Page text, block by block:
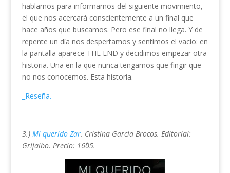
hablarnos para informarnos del siguiente movimiento,
el que nos acercará conscientemente a un final que
hace años que buscamos. Pero ese final no llega. Y de
repente un día nos despertamos y sentimos el vacío: en
la pantalla aparece THE END y decidimos empezar otra
historia. Una en la que nunca tengamos que fingir que
no nos conocemos. Esta historia.
_Reseña.
3.)Mi querido Zar. Cristina García Brocos. Editorial:
Grijalbo. Precio: 16´05.